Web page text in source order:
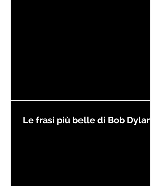
Le frasi più belle di Bob Dylan